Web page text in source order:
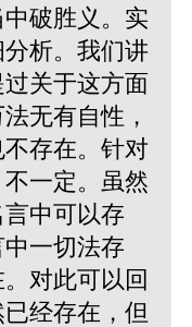
破胜义。实
析。我们讲
过关于这方面
无有自性，
存在。针对
一定。虽然
中可以存
一切法存
对此可以回
经存在，但